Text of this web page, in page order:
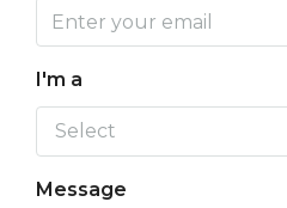
I'm a
Select
Message